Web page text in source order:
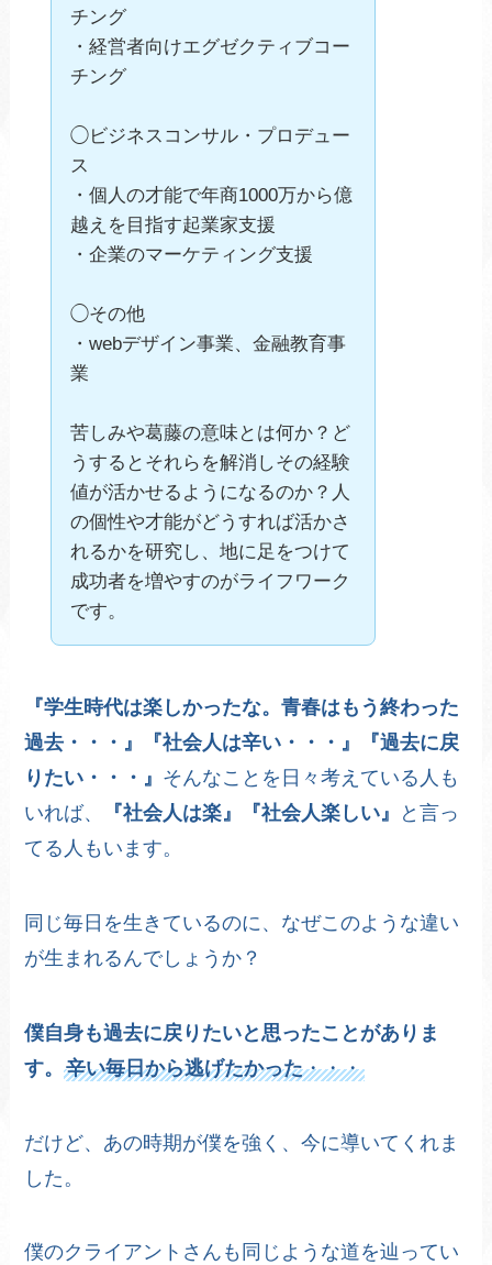
チング
・経営者向けエグゼクティブコー
チング
◯ビジネスコンサル・プロデュー
ス
・個人の才能で年商1000万から億
越えを目指す起業家支援
・企業のマーケティング支援
◯その他
・webデザイン事業、金融教育事
業
苦しみや葛藤の意味とは何か？ど
うするとそれらを解消しその経験
値が活かせるようになるのか？人
の個性や才能がどうすれば活かさ
れるかを研究し、地に足をつけて
成功者を増やすのがライフワーク
です。
『学生時代は楽しかったな。青春はもう終わった
過去・・・』『社会人は辛い・・・』『過去に戻
りたい・・・』 そんなことを日々考えている人も
いれば、
『社会人は楽』『社会人楽しい』
と言っ
てる人もいます。
同じ毎日を生きているのに、なぜこのような違い
が生まれるんでしょうか？
僕自身も過去に戻りたいと思ったことがありま
す。辛い毎日から逃げたかった・・・
だけど、あの時期が僕を強く、今に導いてくれま
した。
僕のクライアントさんも同じような道を辿ってい